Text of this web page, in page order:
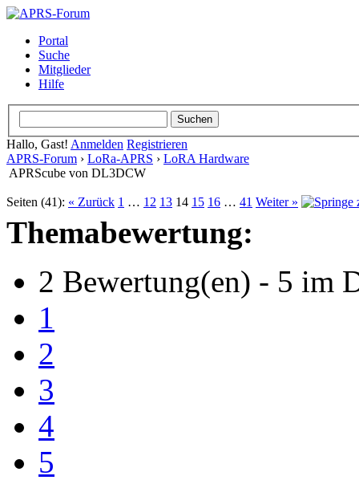
Portal
Suche
Mitglieder
Hilfe
Hallo, Gast! Anmelden Registrieren
APRS-Forum › LoRa-APRS › LoRA Hardware
APRScube von DL3DCW
Seiten (41): « Zurück 1 … 12 13 14 15 16 … 41 Weiter »
Themabewertung:
2 Bewertung(en) - 5 im
1
2
3
4
5